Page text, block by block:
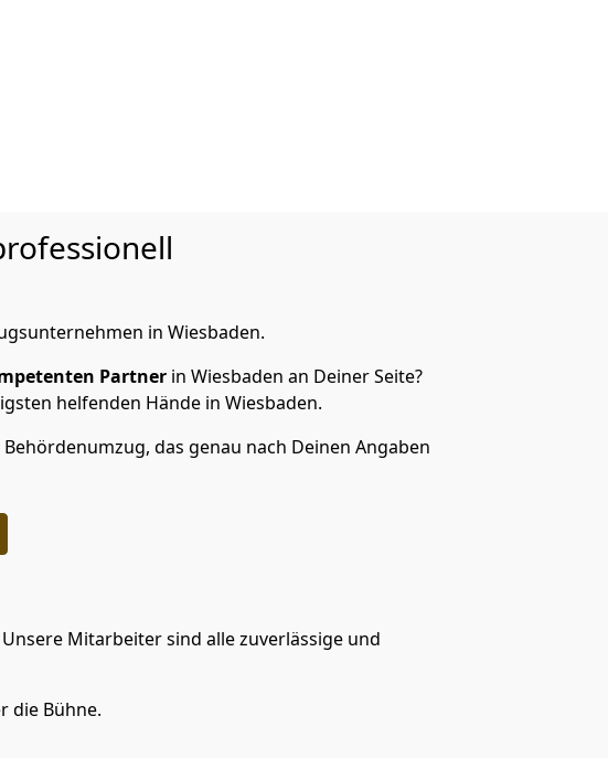
in Wiesbaden.
Partner in Wiesbaden an Deiner Seite?
helfenden Hände in Wiesbaden.
das genau nach Deinen Angaben
Unsere Mitarbeiter sind alle zuverlässige und
die Bühne.